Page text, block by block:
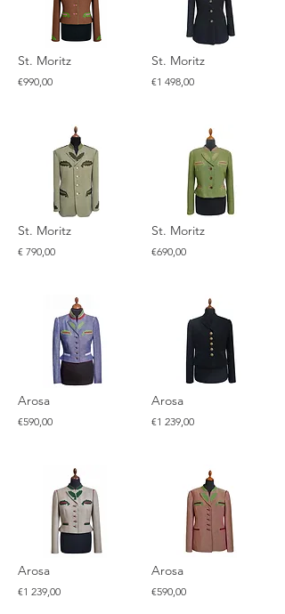
St. Moritz
€990,00
St. Moritz
€1 498,00
St. Moritz
€ 790,00
St. Moritz
€690,00
Arosa
€590,00
Arosa
€1 239,00
Arosa
€1 239,00
Arosa
€590,00